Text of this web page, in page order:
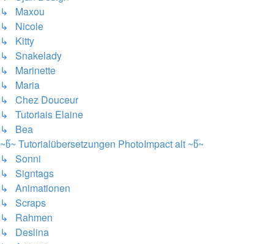
↳ Maxou
↳ Nicole
↳ Kitty
↳ Snakelady
↳ Marinette
↳ Maria
↳ Chez Douceur
↳ Tutoriais Elaine
↳ Bea
~წ~ Tutorialübersetzungen PhotoImpact alt ~წ~
↳ Sonni
↳ Signtags
↳ Animationen
↳ Scraps
↳ Rahmen
↳ Deslina